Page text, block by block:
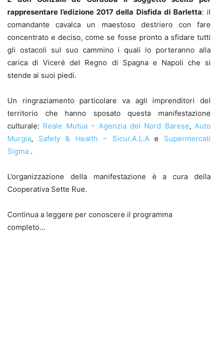
rappresentare l’edizione 2017 della Disfida di Barletta: il
comandante cavalca un maestoso destriero con fare
concentrato e deciso, come se fosse pronto a sfidare tutti
gli ostacoli sul suo cammino i quali lo porteranno alla
carica di Viceré del Regno di Spagna e Napoli che si
stende ai suoi piedi.
Un ringraziamento particolare va agli imprenditori del
territorio che hanno sposato questa manifestazione
culturale: Reale Mutua – Agenzia del Nord Barese, Auto
Murgia, Safety & Health – Sicur.A.L.Ae Supermercati
Sigma .
L’organizzazione della manifestazione è a cura della
Cooperativa Sette Rue.
Continua a leggere per conoscere il programma
completo…